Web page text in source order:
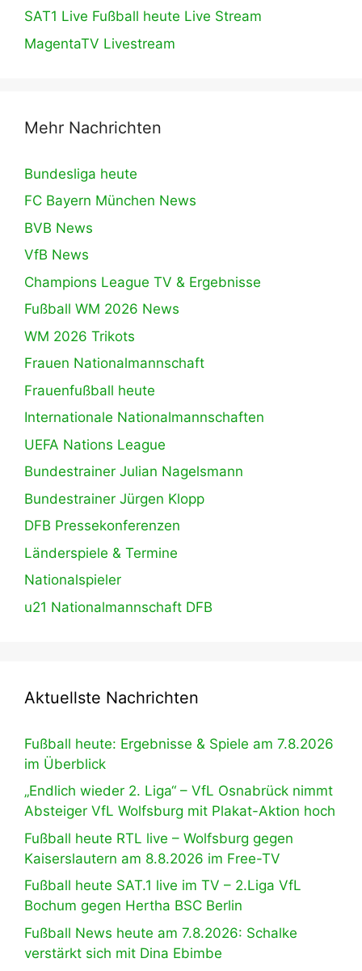
SAT1 Live Fußball heute Live Stream
MagentaTV Livestream
Mehr Nachrichten
Bundesliga heute
FC Bayern München News
BVB News
VfB News
Champions League TV & Ergebnisse
Fußball WM 2026 News
WM 2026 Trikots
Frauen Nationalmannschaft
Frauenfußball heute
Internationale Nationalmannschaften
UEFA Nations League
Bundestrainer Julian Nagelsmann
Bundestrainer Jürgen Klopp
DFB Pressekonferenzen
Länderspiele & Termine
Nationalspieler
u21 Nationalmannschaft DFB
Aktuellste Nachrichten
Fußball heute: Ergebnisse & Spiele am 7.8.2026
im Überblick
„Endlich wieder 2. Liga“ – VfL Osnabrück nimmt
Absteiger VfL Wolfsburg mit Plakat-Aktion hoch
Fußball heute RTL live – Wolfsburg gegen
Kaiserslautern am 8.8.2026 im Free-TV
Fußball heute SAT.1 live im TV – 2.Liga VfL
Bochum gegen Hertha BSC Berlin
Fußball News heute am 7.8.2026: Schalke
verstärkt sich mit Dina Ebimbe